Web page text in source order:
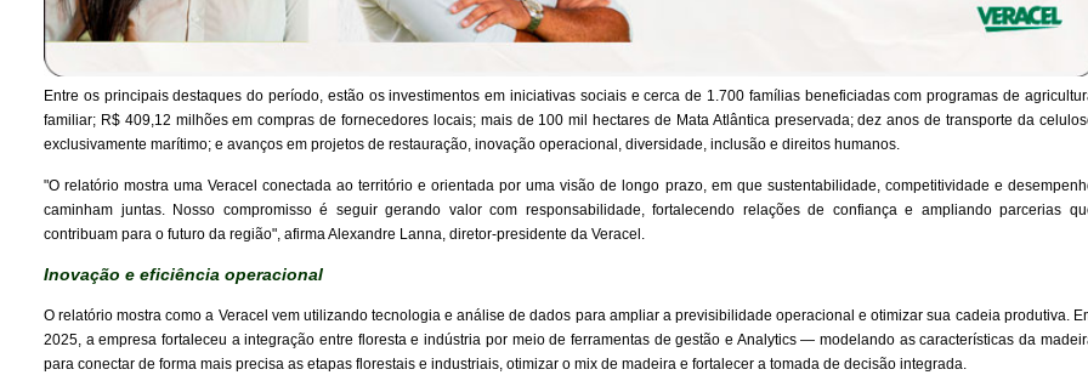
Entre os principais destaques do período, estão os investimentos em iniciativas sociais e cerca de 1.700 famílias beneficiadas com programas de
familiar; R$ 409,12 milhões em compras de fornecedores locais; mais de 100 mil hectares de Mata Atlântica preservada; dez anos de transporte da
exclusivamente marítimo; e avanços em projetos de restauração, inovação operacional, diversidade, inclusão e direitos humanos.
"O relatório mostra uma Veracel conectada ao território e orientada por uma visão de longo prazo, em que sustentabilidade, competitividade e
caminham juntas. Nosso compromisso é seguir gerando valor com responsabilidade, fortalecendo relações de confiança e ampliando parcerias
contribuam para o futuro da região", afirma Alexandre Lanna, diretor-presidente da Veracel.
Inovação e eficiência operacional
O relatório mostra como a Veracel vem utilizando tecnologia e análise de dados para ampliar a previsibilidade operacional e otimizar sua cadeia produtiva.
2025, a empresa fortaleceu a integração entre floresta e indústria por meio de ferramentas de gestão e Analytics — modelando as características da
para conectar de forma mais precisa as etapas florestais e industriais, otimizar o mix de madeira e fortalecer a tomada de decisão integrada.